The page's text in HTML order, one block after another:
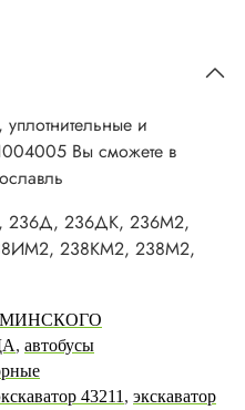
и
Вы сможете в
236Д, 236ДК, 236М2,
238КМ2, 238М2,
, автобусы
43211 , экскаватор